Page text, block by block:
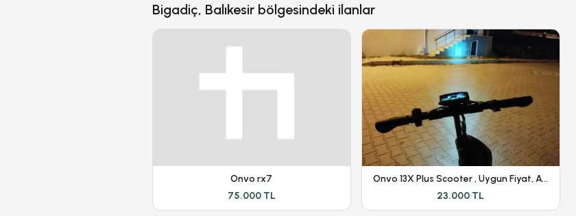
Bigadiç, Balıkesir bölgesindeki ilanlar
Onvo rx7
75.000 TL
Onvo 13X Plus Scooter , Uygun Fiyat, Açıklamayı Okuyunuz
23.000 TL